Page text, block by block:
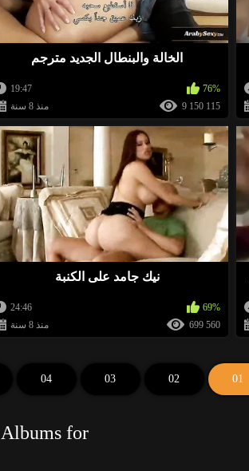
الخالة والبنطال الجديد مترجم
19:47
76%
منذ 8 سنة
9 150 115
نيك جامد على الكنبة
24:46
69%
منذ 8 سنة
699 560
01
02
03
04
Albums for: فيديو هدير عبد الرازق الجديد